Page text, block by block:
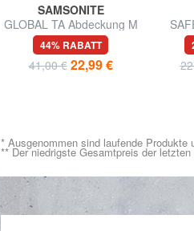
SAMSONITE
GLOBAL TA Abdeckung M
für Koffer
44% RABATT
41,00 € 22,99 €
* Ausgenommen sind laufende Produkte
** Der niedrigste Gesamtpreis der